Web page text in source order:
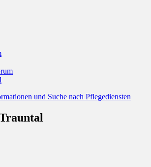
– Informationen
nach Pflegediensten
Hilfswerk